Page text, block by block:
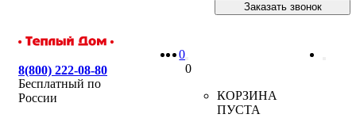
Заказать звонок
8(800) 222-08-80
Бесплатный по
России
0
0
КОРЗИНА
ПУСТА